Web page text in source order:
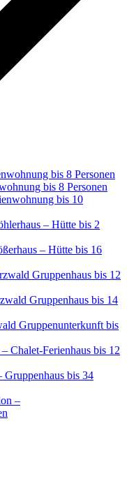
bis 8 Personen
bis 8 Personen
bis 10
– Hütte bis 2
– Hütte bis 16
Gruppenhaus bis 12
Gruppenhaus bis 14
Gruppenunterkunft bis
Chalet-Ferienhaus bis 12
Gruppenhaus bis 34
–